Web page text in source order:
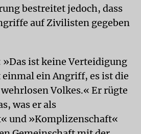
bestreitet jedoch, dass
auf Zivilisten gegeben
»Das ist keine Verteidigung
ein Angriff, es ist die
Volkes.« Er rügte
was er als
und »Komplizenschaft«